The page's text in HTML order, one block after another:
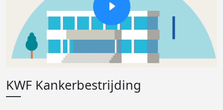
KWF Kankerbestrijding